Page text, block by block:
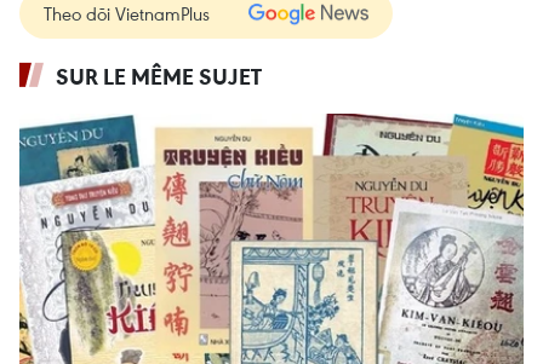
Theo dõi VietnamPlus
SUR LE MÊME SUJET